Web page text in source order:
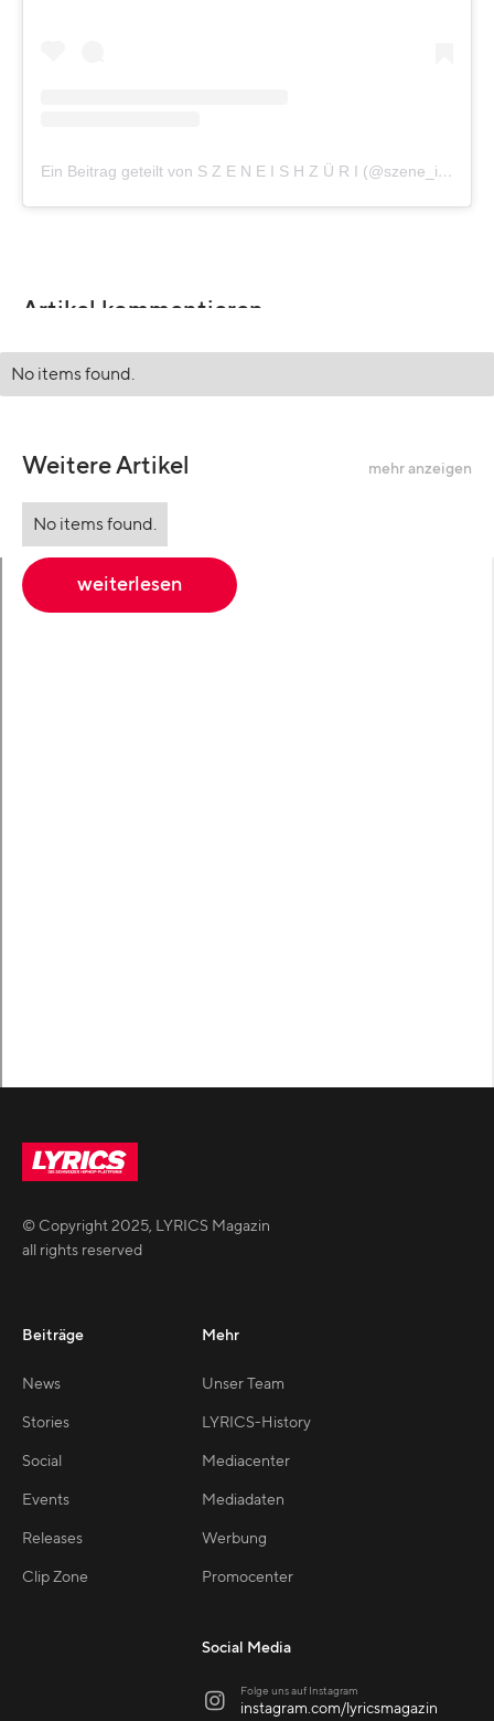
Ein Beitrag geteilt von S Z E N E I S H Z Ü R I (@szene_isch_zueri)
Artikel kommentieren
No items found.
Weitere Artikel mehr anzeigen
No items found.
weiterlesen
© Copyright2025, LYRICS Magazin
all rights reserved
Beiträge
News
Stories
Social
Events
Releases
Clip Zone
Mehr
Unser Team
LYRICS-History
Mediacenter
Mediadaten
Werbung
Promocenter
Social Media
 Folge uns auf Instagram
instagram.com/lyricsmagazin